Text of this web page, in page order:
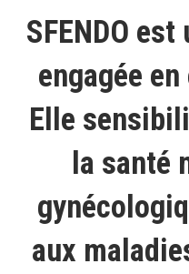
SFENDO
engagée
Elle
la santé
aux